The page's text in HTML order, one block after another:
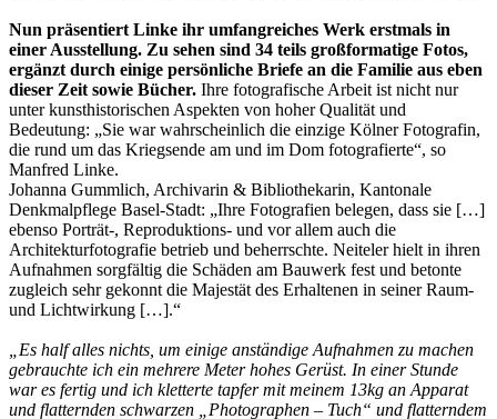
Nun präsentiert Linke ihr umfangreiches Werk erstmals in
einer Ausstellung. Zu sehen sind 34 teils großformatige Fotos,
ergänzt durch einige persönliche Briefe an die Familie aus eben
dieser Zeit sowie Bücher. Ihre fotografische Arbeit ist nicht nur
unter kunsthistorischen Aspekten von hoher Qualität und
Bedeutung: „Sie war wahrscheinlich die einzige Kölner Fotografin,
die rund um das Kriegsende am und im Dom fotografierte“, so
Manfred Linke.
Johanna Gummlich, Archivarin & Bibliothekarin, Kantonale
Denkmalpflege Basel-Stadt: „Ihre Fotografien belegen, dass sie […]
ebenso Porträt-, Reproduktions- und vor allem auch die
Architekturfotografie betrieb und beherrschte. Neiteler hielt in ihren
Aufnahmen sorgfältig die Schäden am Bauwerk fest und betonte
zugleich sehr gekonnt die Majestät des Erhaltenen in seiner Raum-
und Lichtwirkung […].“
„Es half alles nichts, um einige anständige Aufnahmen zu machen
gebrauchte ich ein mehrere Meter hohes Gerüst. In einer Stunde
war es fertig und ich kletterte tapfer mit meinem 13kg an Apparat
und flatternden schwarzen „Photographen – Tuch“ und flatterndem